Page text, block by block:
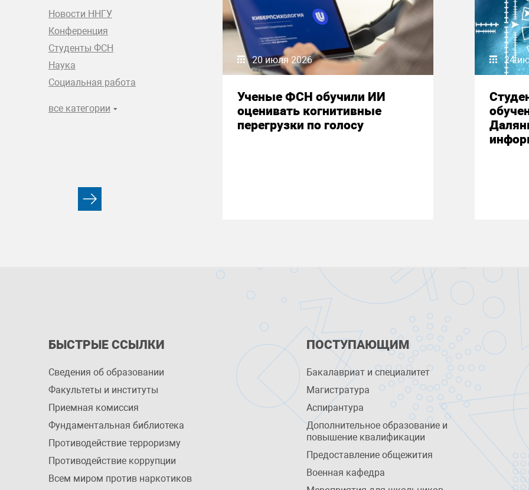
Новости ННГУ
Конференция
Студенты ФСН
Наука
Социальная работа
все категории
20 июля 2026
Ученые ФСН обучили ИИ
оценивать когнитивные
перегрузки по голосу
24
БЫСТРЫЕ ССЫЛКИ
Сведения об образовании
Факультеты и институты
Приемная комиссия
Фундаментальная библиотека
Противодействие терроризму
Противодействие коррупции
Всем миром против наркотиков
ПОСТУПАЮЩИМ
Бакалавриат и специалитет
Магистратура
Аспирантура
Дополнительное образование и
повышение квалификации
Предоставление общежития
Военная кафедра